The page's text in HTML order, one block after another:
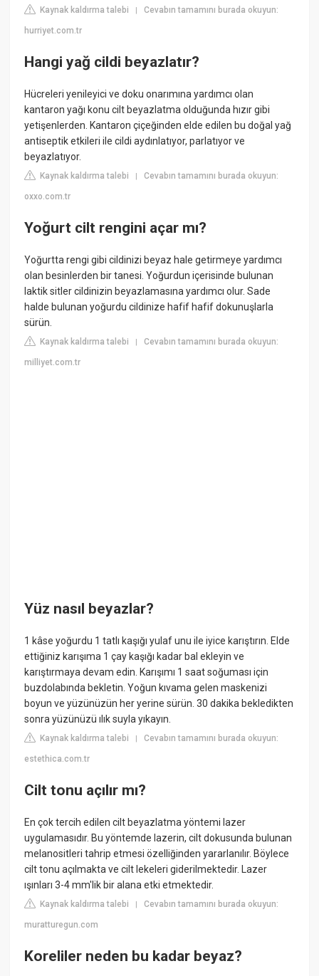
Kaynak kaldırma talebi |Cevabın tamamını burada okuyun:
hurriyet.com.tr
Hangi yağ cildi beyazlatır?
Hücreleri yenileyici ve doku onarımına yardımcı olan
kantaron yağı konu cilt beyazlatma olduğunda hızır gibi
yetişenlerden. Kantaron çiçeğinden elde edilen bu doğal yağ
antiseptik etkileri ile cildi aydınlatıyor, parlatıyor ve
beyazlatıyor.
Kaynak kaldırma talebi |Cevabın tamamını burada okuyun:
oxxo.com.tr
Yoğurt cilt rengini açar mı?
Yoğurtta rengi gibi cildinizi beyaz hale getirmeye yardımcı
olan besinlerden bir tanesi. Yoğurdun içerisinde bulunan
laktik sitler cildinizin beyazlamasına yardımcı olur. Sade
halde bulunan yoğurdu cildinize hafif hafif dokunuşlarla
sürün.
Kaynak kaldırma talebi |Cevabın tamamını burada okuyun:
milliyet.com.tr
Yüz nasıl beyazlar?
1 kâse yoğurdu 1 tatlı kaşığı yulaf unu ile iyice karıştırın. Elde
ettiğiniz karışıma 1 çay kaşığı kadar bal ekleyin ve
karıştırmaya devam edin. Karışımı 1 saat soğuması için
buzdolabında bekletin. Yoğun kıvama gelen maskenizi
boyun ve yüzünüzün her yerine sürün. 30 dakika bekledikten
sonra yüzünüzü ılık suyla yıkayın.
Kaynak kaldırma talebi |Cevabın tamamını burada okuyun:
estethica.com.tr
Cilt tonu açılır mı?
En çok tercih edilen cilt beyazlatma yöntemi lazer
uygulamasıdır. Bu yöntemde lazerin, cilt dokusunda bulunan
melanositleri tahrip etmesi özelliğinden yararlanılır. Böylece
cilt tonu açılmakta ve cilt lekeleri giderilmektedir. Lazer
ışınları 3-4 mm'lik bir alana etki etmektedir.
Kaynak kaldırma talebi |Cevabın tamamını burada okuyun:
muratturegun.com
Koreliler neden bu kadar beyaz?